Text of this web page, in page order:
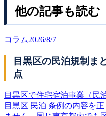
他の記事も読む
コラム2026/8/7
目黒区の民泊規制ま
点
目黒区で住宅宿泊事業（民
目黒区 民泊 条例の内容を